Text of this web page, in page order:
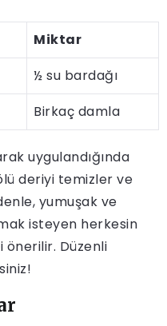
Miktar
½ su bardağı
Birkaç damla
uygulandığında
deriyi temizler ve
yumuşak ve
isteyen herkesin
önerilir. Düzenli